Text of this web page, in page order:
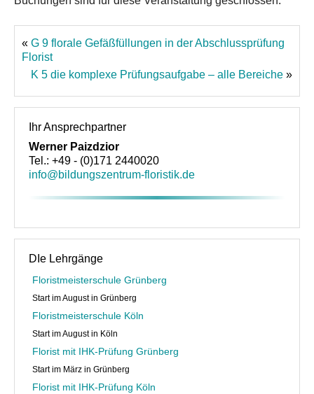
« G 9 florale Gefäßfüllungen in der Abschlussprüfung
Florist
K 5 die komplexe Prüfungsaufgabe – alle Bereiche »
Ihr Ansprechpartner
Werner Paizdzior
Tel.: +49 - (0)171 2440020
info@bildungszentrum-floristik.de
DIe Lehrgänge
Floristmeisterschule Grünberg
Start im August in Grünberg
Floristmeisterschule Köln
Start im August in Köln
Florist mit IHK-Prüfung Grünberg
Start im März in Grünberg
Florist mit IHK-Prüfung Köln